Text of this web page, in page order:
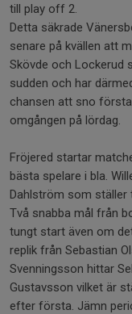
till play off 2.
Detta säkrade
senare på kvällen att
Skövde och Lockerud
sudden och har
chansen att sno
omgången på lördag.
Fröjered startar
bästa spelare i bla.
Dahlström som ställer
Två snabba mål från
tungt start även om
replik från Sebastian
Svenningsson hittar
Gustavsson vilket är
efter första. Jämn